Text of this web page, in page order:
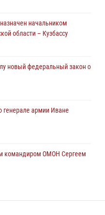
имущество
действия и защитили
начальником
области – Кузбассу
новый федеральный закон о
генерале армии Иване
командиром ОМОН Сергеем